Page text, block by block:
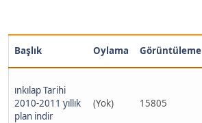
Başlık Oylama Görüntüleme
ınkılap Tarihi
2010-2011 yıllık
plan indir
(Yok) 15805